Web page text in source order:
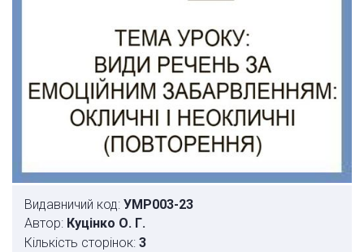
Видавничий код: УМР003-23
Автор: Куцінко О. Г.
Кількість сторінок: 3